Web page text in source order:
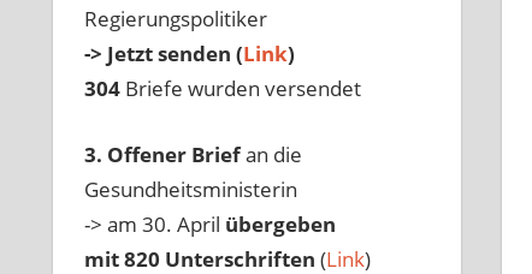
Regierungspolitiker
-> Jetzt senden (Link)
304Briefe wurden versendet
3. Offener Briefan die
Gesundheitsministerin
-> am 30. April übergeben
mit 820 Unterschriften (Link)